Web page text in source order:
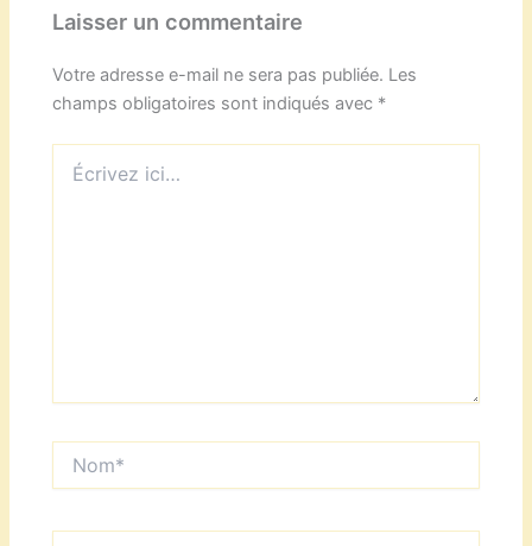
Laisser un commentaire
Votre adresse e-mail ne sera pas publiée. Les
champs obligatoires sont indiqués avec *
ici…